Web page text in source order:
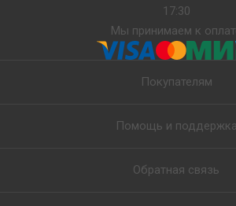
17:30
Мы принимаем к
Покупателям
Помощь и поддержка
Обратная связь